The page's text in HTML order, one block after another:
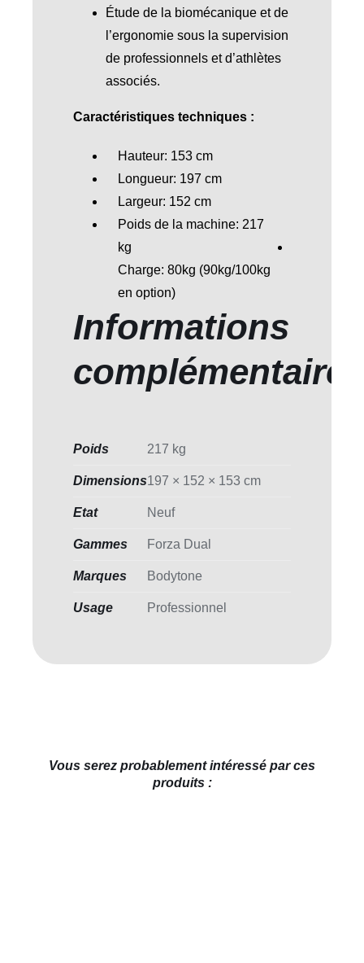
Étude de la biomécanique et de
l’ergonomie sous la supervision
de professionnels et d’athlètes
associés.
Caractéristiques techniques :
Hauteur: 153 cm
Longueur: 197 cm
Largeur: 152 cm
Poids de la machine: 217
kg
Charge: 80kg (90kg/100kg
en option)
Informations
complémentaires
Poids 217 kg
Dimensions197 × 152 × 153 cm
Etat Neuf
Gammes Forza Dual
Marques Bodytone
Usage Professionnel
Vous serez probablement intéressé par ces
produits :